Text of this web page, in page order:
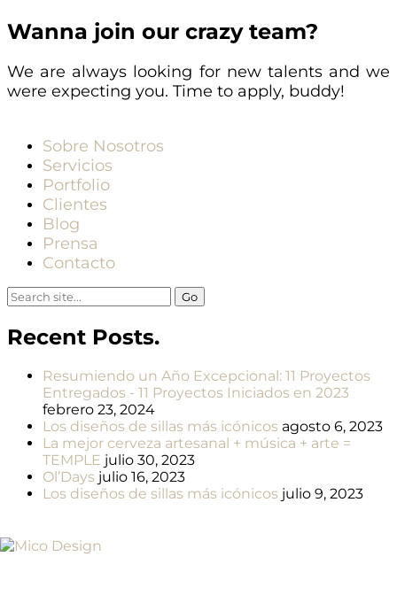
Wanna join our crazy team?
We are always looking for new talents and we
were expecting you. Time to apply, buddy!
Sobre Nosotros
Servicios
Portfolio
Clientes
Blog
Prensa
Contacto
Search
for:
Recent Posts.
Resumiendo un Año Excepcional: 11 Proyectos
Entregados - 11 Proyectos Iniciados en 2023
febrero 23, 2024
Los diseños de sillas más icónicos agosto 6, 2023
La mejor cerveza artesanal + música + arte =
TEMPLE julio 30, 2023
Ol’Days julio 16, 2023
Los diseños de sillas más icónicos julio 9, 2023